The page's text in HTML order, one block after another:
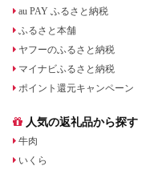
au PAY ふるさと納税
ふるさと本舗
ヤフーのふるさと納税
マイナビふるさと納税
ポイント還元キャンペーン
人気の返礼品から探す
牛肉
いくら